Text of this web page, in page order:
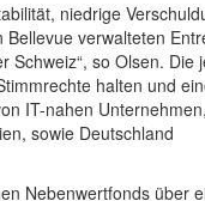
niedrige
verwalteten
so Olsen.
halten und
IT-nahen
sowie Deutschland
Nebenwertfonds über